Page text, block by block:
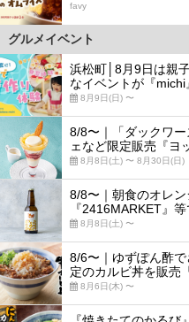
favy
グルメイベント
浜松町│8月9日は親
なイベントが『michi
8月9日(日) 〜
8/8〜｜「ダックワ
ェなど限定販売『ヨ
8月8日(土) 〜 8月30日(日)
8/8〜｜朝食のオレ
『2416MARKET』
8月8日(土) 〜
8/6〜｜ゆずぽん酢
定のカルビ丼を販売
8月6日(木) 〜